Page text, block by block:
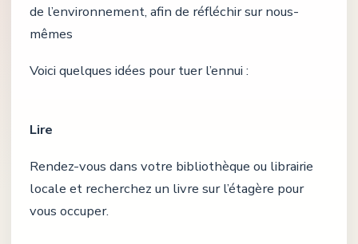
de l’environnement, afin de réfléchir sur nous-
mêmes
Voici quelques idées pour tuer l’ennui :
Lire
Rendez-vous dans votre bibliothèque ou librairie
locale et recherchez un livre sur l’étagère pour
vous occuper.